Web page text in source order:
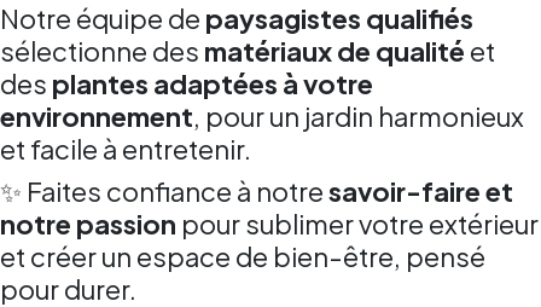
Notre équipe de paysagistes qualifiés
sélectionne des matériaux de qualité et
des plantes adaptées à votre
environnement, pour un jardin harmonieux
et facile à entretenir.
✨ Faites confiance à notresavoir-faire et
notre passion pour sublimer votre extérieur
et créer un espace de bien-être, pensé
pour durer.